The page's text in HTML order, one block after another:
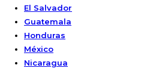
El Salvador
Guatemala
Honduras
México
Nicaragua